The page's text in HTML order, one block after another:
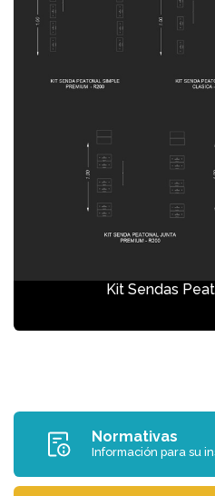
Kit Sendas
Normativas
Información para su